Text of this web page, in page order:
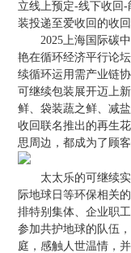
立线上预定-线下收回
装投递至爱收回的收
2025上海国际碳中
艳在循环经济平行论
续循环运用需产业链
可继续包装展开迈上
鲜、袋装蔬之鲜、减
收回联名推出的再生
思周边，都成为了顾
太太乐的可继续实
际地球日等环保相关
排特别集体、企业职
参加共护地球的队伍
庭，感触人世温情，